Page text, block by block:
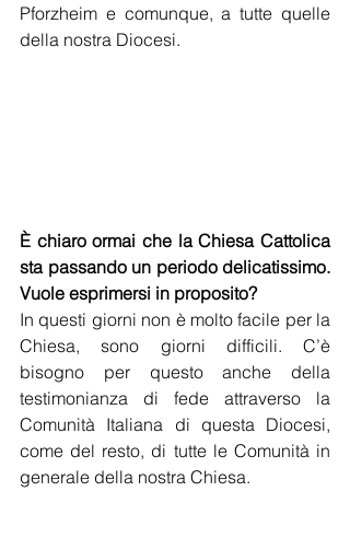
Pforzheim e comunque, a tutte quelle
della nostra Diocesi.
È chiaro ormai che la Chiesa Cattolica
sta passando un periodo delicatissimo.
Vuole esprimersi in proposito?
In questi giorni non è molto facile per la
Chiesa, sono giorni difficili. C’è
bisogno per questo anche della
testimonianza di fede attraverso la
Comunità Italiana di questa Diocesi,
come del resto, di tutte le Comunità in
generale della nostra Chiesa.